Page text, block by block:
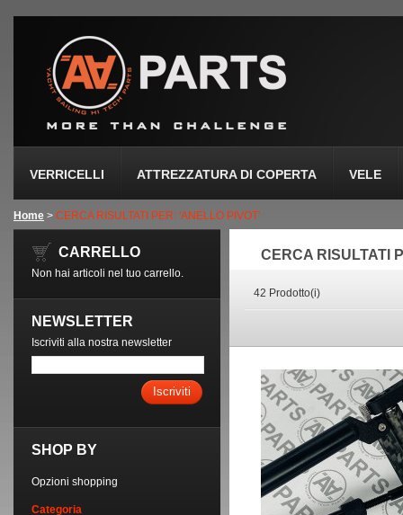
VERRICELLI ATTREZZATURA DI COPERTA VELE
Home > CERCA RISULTATI PER: 'ANELLO PIVOT'
CERCA RISULTATI
42 Prodotto(i)
CARRELLO
Non hai articoli nel tuo carrello.
NEWSLETTER
Iscriviti alla nostra newsletter
Iscriviti
SHOP BY
Opzioni shopping
Categoria